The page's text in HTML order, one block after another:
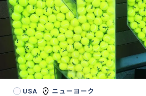
USA ニューヨーク